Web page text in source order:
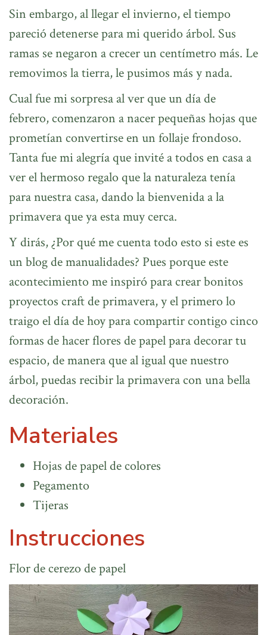
Sin embargo, al llegar el invierno, el tiempo
pareció detenerse para mi querido árbol. Sus
ramas se negaron a crecer un centímetro más. Le
removimos la tierra, le pusimos más y nada.
Cual fue mi sorpresa al ver que un día de
febrero, comenzaron a nacer pequeñas hojas que
prometían convertirse en un follaje frondoso.
Tanta fue mi alegría que invité a todos en casa a
ver el hermoso regalo que la naturaleza tenía
para nuestra casa, dando la bienvenida a la
primavera que ya esta muy cerca.
Y dirás, ¿Por qué me cuenta todo esto si este es
un blog de manualidades? Pues porque este
acontecimiento me inspiró para crear bonitos
proyectos craft de primavera, y el primero lo
traigo el día de hoy para compartir contigo cinco
formas de hacer flores de papel para decorar tu
espacio, de manera que al igual que nuestro
árbol, puedas recibir la primavera con una bella
decoración.
Materiales
Hojas de papel de colores
Pegamento
Tijeras
Instrucciones
Flor de cerezo de papel